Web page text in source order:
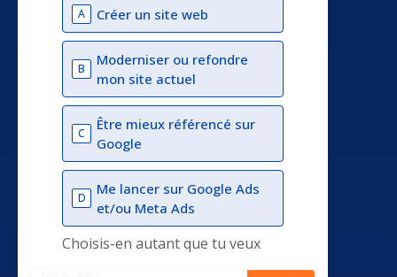
A Créer un site web
B
Moderniser ou refondre
mon site actuel
C
Être mieux référencé sur
Google
D
Me lancer sur Google Ads
et/ou Meta Ads
Choisis-en autant que tu veux